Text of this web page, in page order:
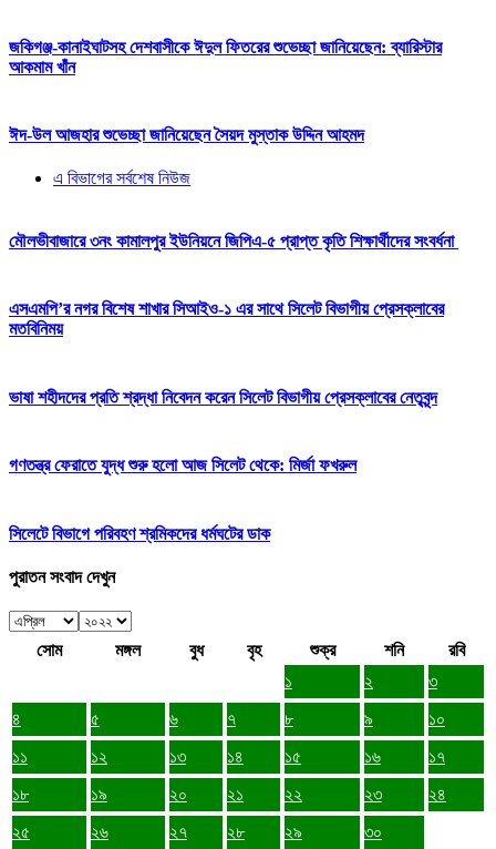
জকিগঞ্জ-কানাইঘাটসহ দেশবাসীকে ঈদুল ফিতরের শুভেচ্ছা জানিয়েছেন: ব্যারিস্টার
আকমাম খাঁন
ঈদ-উল আজহার শুভেচ্ছা জানিয়েছেন সৈয়দ মুস্তাক উদ্দিন আহমদ
এ বিভাগের সর্বশেষ নিউজ
মৌলভীবাজারে ৩নং কামালপুর ইউনিয়নে জিপিএ-৫ প্রাপ্ত কৃতি শিক্ষার্থীদের সংবর্ধনা
এসএমপি’র নগর বিশেষ শাখার সিআইও-১ এর সাথে সিলেট বিভাগীয় প্রেসক্লাবের
মতবিনিময়
ভাষা শহীদদের প্রতি শ্রদ্ধা নিবেদন করেন সিলেট বিভাগীয় প্রেসক্লাবের নেতৃবৃন্দ
গণতন্ত্র ফেরাতে যুদ্ধ শুরু হলো আজ সিলেট থেকে: মির্জা ফখরুল
সিলেটে বিভাগে পরিবহণ শ্রমিকদের ধর্মঘটের ডাক
পুরাতন সংবাদ দেখুন
সোম মঙ্গল বুধ বৃহ শুক্র শনি
রবি
১
২
৩
৪
৫ ৬ ৭ ৮ ৯
১০
১১
১২ ১৩ ১৪ ১৫ ১৬
১৭
১৮
১৯ ২০ ২১ ২২ ২৩
২৪
২৫
২৬ ২৭ ২৮ ২৯ ৩০